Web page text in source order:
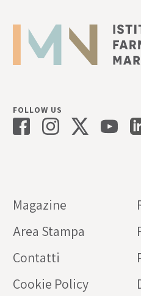
FOLLOW US
Magazine
Area Stampa
Contatti
Cookie Policy